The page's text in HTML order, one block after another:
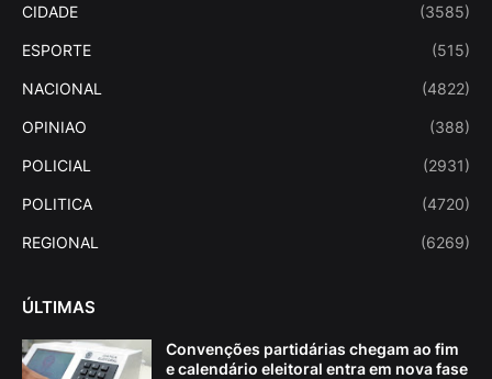
CIDADE (3585)
ESPORTE (515)
NACIONAL (4822)
OPINIAO (388)
POLICIAL (2931)
POLITICA (4720)
REGIONAL (6269)
ÚLTIMAS
Convenções partidárias chegam ao fim
e calendário eleitoral entra em nova fase